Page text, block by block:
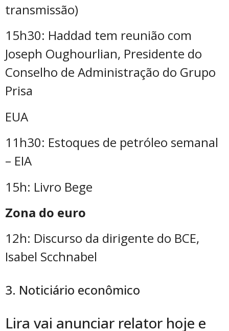
transmissão)
15h30: Haddad tem reunião com
Joseph Oughourlian, Presidente do
Conselho de Administração do Grupo
Prisa
EUA
11h30: Estoques de petróleo semanal
– EIA
15h: Livro Bege
Zona do euro
12h: Discurso da dirigente do BCE,
Isabel Scchnabel
3. Noticiário econômico
Lira vai anunciar relator hoje e